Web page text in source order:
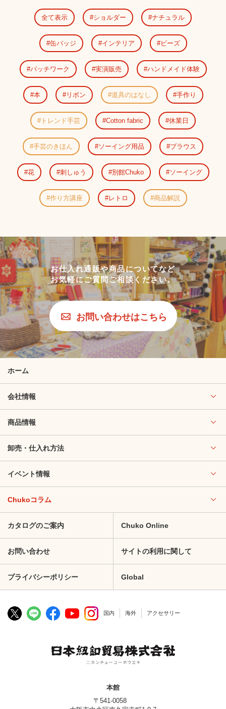
全て表示 ショルダー ナチュラル
缶バッジ インテリア ビーズ
パッチワーク 実演販売 ハンドメイド体験
本 リボン 道具のはなし 手作り
トレンド手芸 Cotton fabric 休業日
手芸のきほん ソーイング用品 ブラウス
花 刺しゅう 別館Chuko ソーイング
作り方講座 レトロ 商品解説
お仕入れ通販や商品についてなど
お気軽にご質問ご相談ください。
お問い合わせはこちら
ホーム
会社情報
商品情報
卸売・仕入れ方法
イベント情報
Chukoコラム
カタログのご案内 Chuko Online
お問い合わせ サイトの利用に関して
プライバシーポリシー Global
国内 海外 アクセサリー
本館
〒541-0058